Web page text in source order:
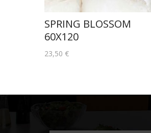
SPRING BLOSSOM
60X120
23,50 €